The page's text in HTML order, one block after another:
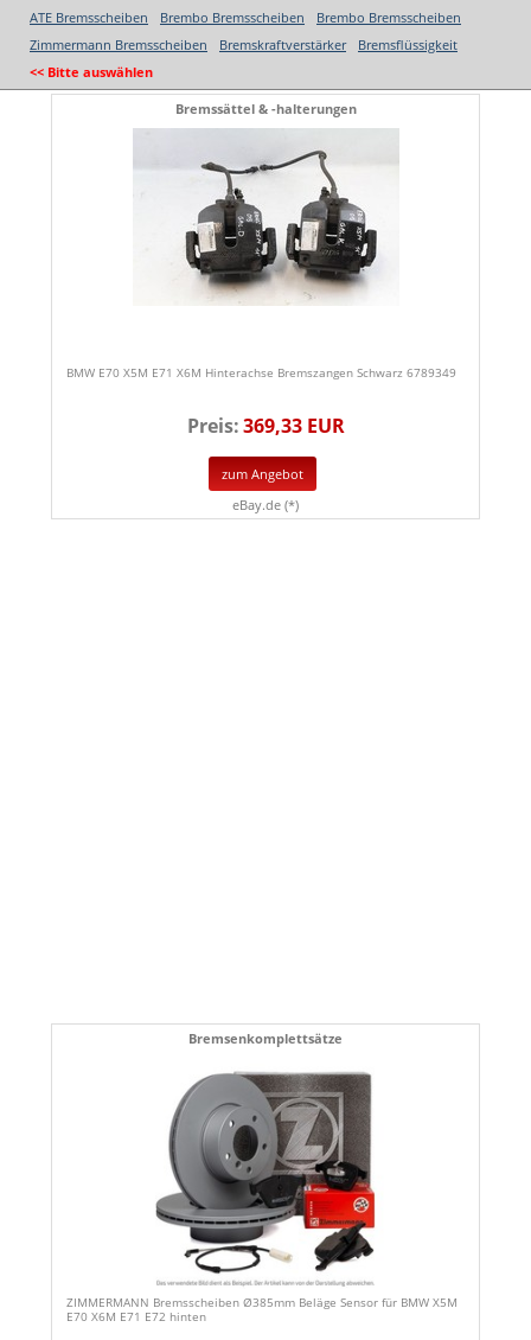
ATE Bremsscheiben
Brembo Bremsscheiben
Brembo Bremsscheiben
Zimmermann Bremsscheiben
Bremskraftverstärker
Bremsflüssigkeit
<< Bitte auswählen
Bremssättel & -halterungen
BMW E70 X5M E71 X6M Hinterachse Bremszangen Schwarz 6789349
Preis:369,33 EUR
zum Angebot
eBay.de (*)
Bremsenkomplettsätze
ZIMMERMANN Bremsscheiben Ø385mm Beläge Sensor für BMW X5M
E70 X6M E71 E72 hinten